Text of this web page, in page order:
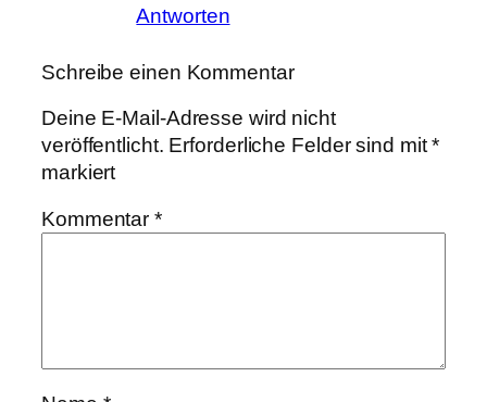
Antworten
Schreibe einen Kommentar
Deine E-Mail-Adresse wird nicht
veröffentlicht. Erforderliche Felder sind mit*
markiert
Kommentar*